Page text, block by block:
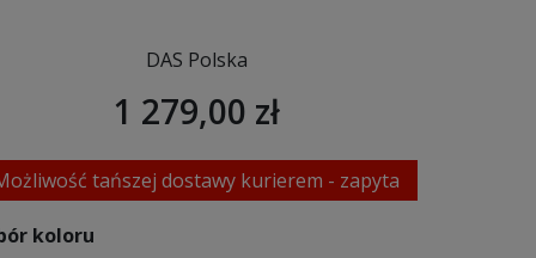
DAS Polska
1 279,00 zł
tańszej dostawy kurierem - zapyta
koloru